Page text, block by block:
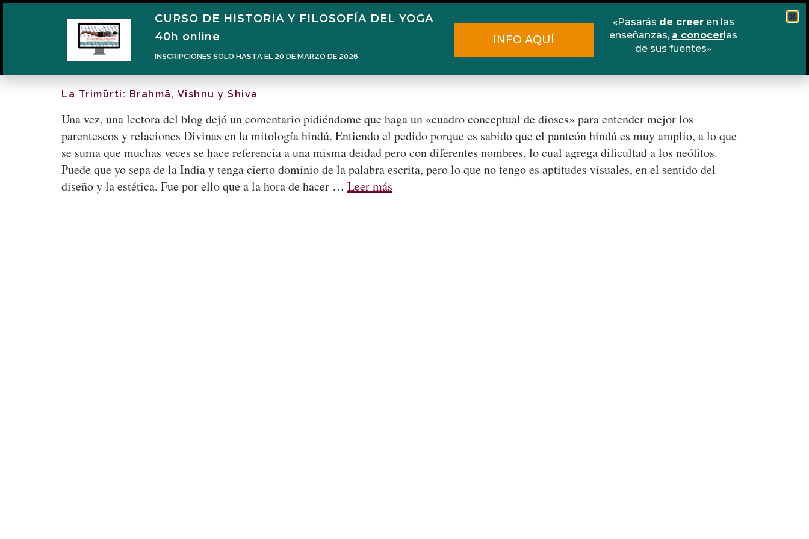
Narén Herrero Blog Cursos Escuela online
La Trimūrti: Brahmā, Vishnu y Shiva
Una vez, una lectora del blog dejó un comentario pidiéndome que haga un «cuadro conceptual de dioses» para entender mejor los
parentescos y relaciones Divinas en la mitología hindú. Entiendo el pedido porque es sabido que el panteón hindú es muy amplio, a lo que
se suma que muchas veces se hace referencia a una misma deidad pero con diferentes nombres, lo cual agrega dificultad a los neófitos.
Puede que yo sepa de la India y tenga cierto dominio de la palabra escrita, pero lo que no tengo es aptitudes visuales, en el sentido del
diseño y la estética. Fue por ello que a la hora de hacer … Leer más
CURSO DE HISTORIA Y FILOSOFÍA DEL YOGA
40h online
INSCRIPCIONES SOLO HASTA EL 20 DE MARZO DE 2026
INFO AQUÍ
«Pasarás de creeren las
enseñanzas, a conocerlas
de sus fuentes»